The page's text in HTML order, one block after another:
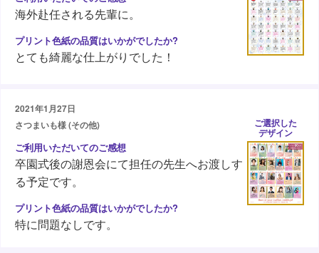
海外赴任される先輩に。
とても綺麗な仕上がりでした！
2021年1月27日
さつまいも様 (その他)
卒園式後の謝恩会にて担任の先生へお渡しす
る予定です。
特に問題なしです。
ご選択した
デザイン